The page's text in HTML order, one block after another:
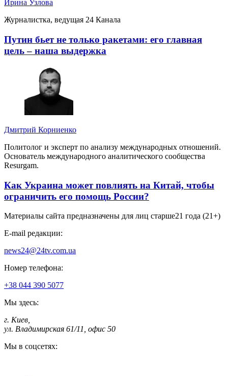
Ирина Узлова
Журналистка, ведущая 24 Канала
Путин бьет не только ракетами: его главная
цель – наша выдержка
Дмитрий Корниенко
Политолог и эксперт по анализу международных отношений.
Основатель международного аналитического сообщества
Resurgam.
Как Украина может повлиять на Китай, чтобы
ограничить его помощь России?
Материалы сайта предназначены для лиц старше21 года (21+)
E-mail редакции:
news24@24tv.com.ua
Номер телефона:
+38 044 390 5077
Мы здесь:
г. Киев
ул. Владимирская 61/11, офис 50
Мы в соцсетях: